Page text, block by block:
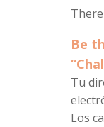
Be
Tu
Los